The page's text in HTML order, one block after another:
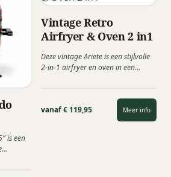
is een
Vintage Retro
Airfryer & Oven 2 in1
Deze vintage Ariete is een stijlvolle
2-in-1 airfryer en oven in een
vanaf € 119,95 Meer info